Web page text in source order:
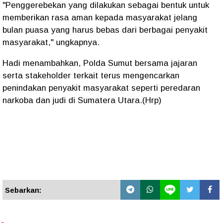
"Penggerebekan yang dilakukan sebagai bentuk untuk
memberikan rasa aman kepada masyarakat jelang
bulan puasa yang harus bebas dari berbagai penyakit
masyarakat," ungkapnya.
Hadi menambahkan, Polda Sumut bersama jajaran
serta stakeholder terkait terus mengencarkan
penindakan penyakit masyarakat seperti peredaran
narkoba dan judi di Sumatera Utara.(Hrp)
Sebarkan: